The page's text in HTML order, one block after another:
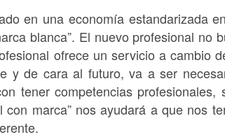
en una economía estandarizada
blanca”. El nuevo profesional no
ofrece un servicio a cambio
y de cara al futuro, va a ser
tener competencias
con marca” nos ayudará a que nos